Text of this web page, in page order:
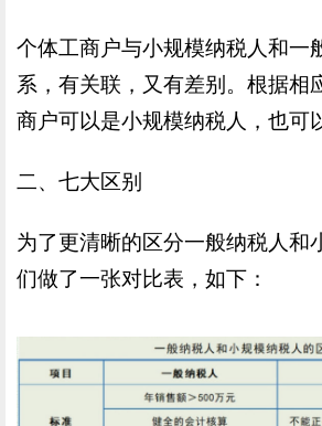
个体工商户与小规模纳税人和一
系，有关联，又有差别。根据相
商户可以是小规模纳税人，也可
二、七大区别
为了更清晰的区分一般纳税人和
们做了一张对比表，如下：